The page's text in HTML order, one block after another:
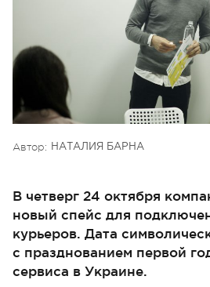
Автор: НАТАЛИЯ БАРНА
В четверг 24 октября
новый спейс для
курьеров. Дата
с празднованием первой
сервиса в Украине.